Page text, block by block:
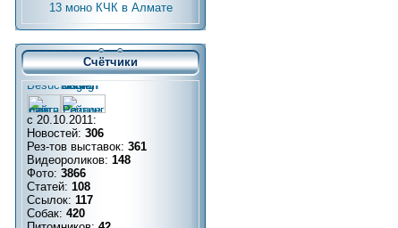
13 моно КЧК в Алмате
Счётчики
с 20.10.2011:
Новостей: 306
Рез-тов выставок: 361
Видеороликов: 148
Фото: 3866
Статей: 108
Ссылок: 117
Собак: 420